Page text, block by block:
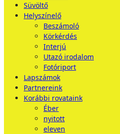
Süvöltő
Helyszínelő
Beszámoló
Körkérdés
Interjú
Utazó irodalom
Fotóriport
Lapszámok
Partnereink
Korábbi rovataink
Éber
nyitott
eleven